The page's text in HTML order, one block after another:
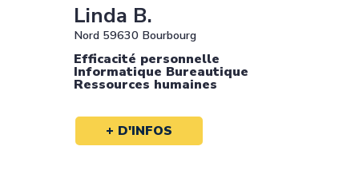
Linda B.
Nord 59630 Bourbourg
Efficacité personnelle
Informatique Bureautique
Ressources humaines
+ D'INFOS